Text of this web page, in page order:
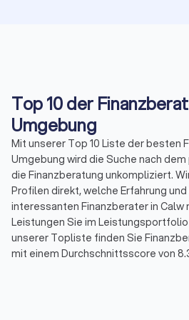
Top 10 der
Umgebung
Mit unserer Top 10 Liste der besten
Umgebung wird die Suche nach
die Finanzberatung unkompliziert.
Profilen direkt, welche Erfahrung
interessanten Finanzberater in Calw
Leistungen Sie im Leistungsportfolio
unserer Topliste finden Sie
mit einem Durchschnittsscore von